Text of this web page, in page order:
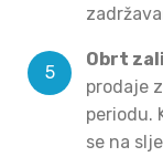
Obrt
prodaje
periodu.
se